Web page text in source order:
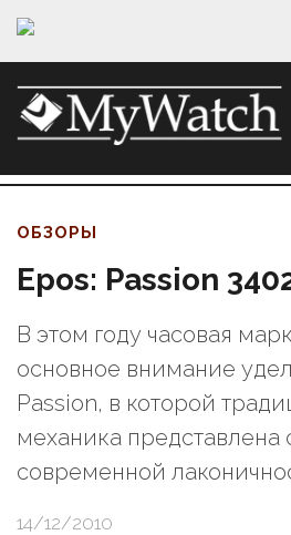
ОБЗОРЫ
Epos: Passion
В этом году часовая
основное внимание
Passion, в которой
механика представлена
современной
14/12/2010